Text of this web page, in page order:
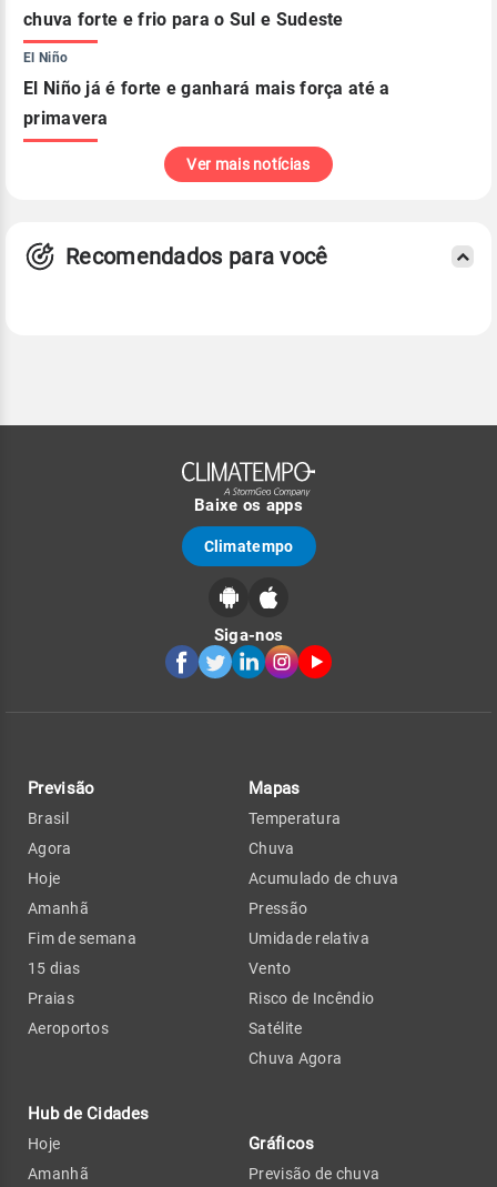
chuva forte e frio para o Sul e Sudeste
El Niño
El Niño já é forte e ganhará mais força até a
primavera
Ver mais notícias
Recomendados para você
Baixe os apps
Climatempo
Siga-nos
Previsão
Brasil
Agora
Hoje
Amanhã
Fim de semana
15 dias
Praias
Aeroportos
Hub de Cidades
Hoje
Amanhã
Mapas
Temperatura
Chuva
Acumulado de chuva
Pressão
Umidade relativa
Vento
Risco de Incêndio
Satélite
Chuva Agora
Gráficos
Previsão de chuva